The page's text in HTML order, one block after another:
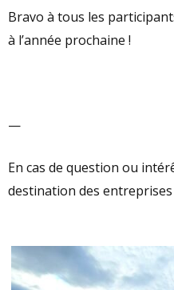
Bravo à tous les
à l’année prochaine !
—
En cas de question ou
destination des